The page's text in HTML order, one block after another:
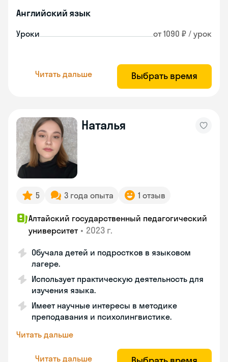
Английский язык
Уроки от 1090 ₽ / урок
Читать дальше Выбрать время
Наталья
5 3 года опыта 1 отзыв
Алтайский государственный педагогический
университет • 2023 г.
Обучала детей и подростков в языковом
лагере.
Использует практическую деятельность для
изучения языка.
Имеет научные интересы в методике
преподавания и психолингвистике.
Читать дальше
Читать дальше